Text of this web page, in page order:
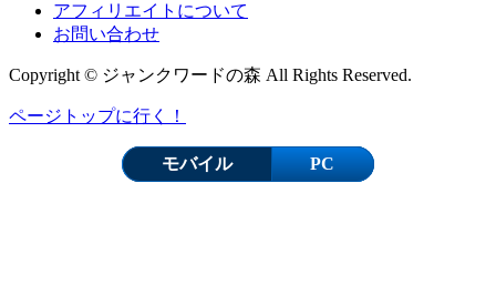
アフィリエイトについて
お問い合わせ
Copyright © ジャンクワードの森 All Rights Reserved.
ページトップに行く！
モバイル PC